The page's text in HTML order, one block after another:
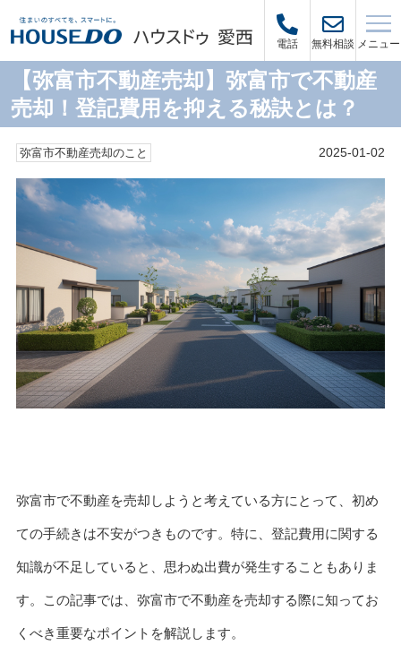
電話 無料相談 メニュー
【弥富市不動産売却】弥富市で不動産
売却！登記費用を抑える秘訣とは？
弥富市不動産売却のこと 2025-01-02
弥富市で不動産を売却しようと考えている方にとって、初め
ての手続きは不安がつきものです。特に、登記費用に関する
知識が不足していると、思わぬ出費が発生することもありま
す。この記事では、弥富市で不動産を売却する際に知ってお
くべき重要なポイントを解説します。